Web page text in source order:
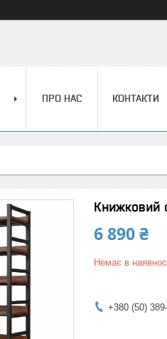
ПРО НАС КОНТАКТИ
Книжковий
6 890 ₴
Немає в
+380 (50)